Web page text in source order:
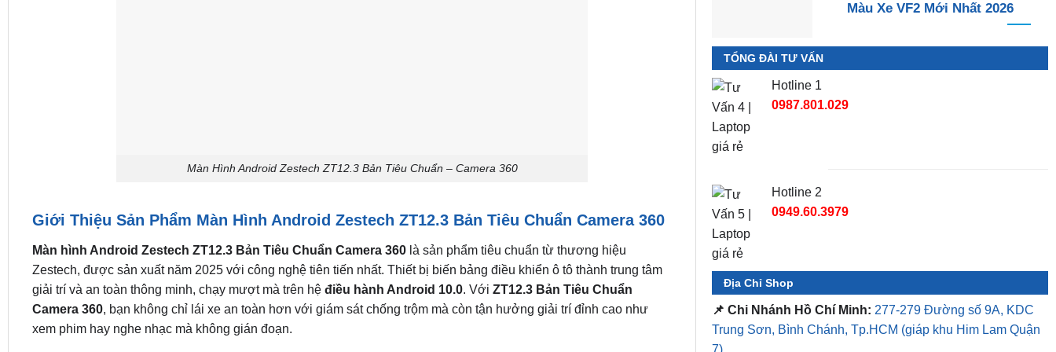
Màn Hình Android Zestech ZT12.3 Bản Tiêu Chuẩn – Camera 360
Giới Thiệu Sản Phẩm Màn Hình Android Zestech ZT12.3 Bản Tiêu Chuẩn Camera 360
Màn hình Android Zestech ZT12.3 Bản Tiêu Chuẩn Camera 360là sản phẩm tiêu chuẩn từ thương hiệu
Zestech, được sản xuất năm 2025 với công nghệ tiên tiến nhất. Thiết bị biến bảng điều khiển ô tô thành trung tâm
giải trí và an toàn thông minh, chạy mượt mà trên hệ điều hành Android 10.0. Với ZT12.3 Bản Tiêu Chuẩn
Camera 360, bạn không chỉ lái xe an toàn hơn với giám sát chống trộm mà còn tận hưởng giải trí đỉnh cao như
xem phim hay nghe nhạc mà không gián đoạn.
Màu Xe VF2 Mới Nhất 2026
TỔNG ĐÀI TƯ VẤN
Hotline 1
0987.801.029
Hotline 2
0949.60.3979
Địa Chỉ Shop
📌 Chi Nhánh Hồ Chí Minh: 277-279 Đường số 9A, KDC
Trung Sơn, Bình Chánh, Tp.HCM (giáp khu Him Lam Quận